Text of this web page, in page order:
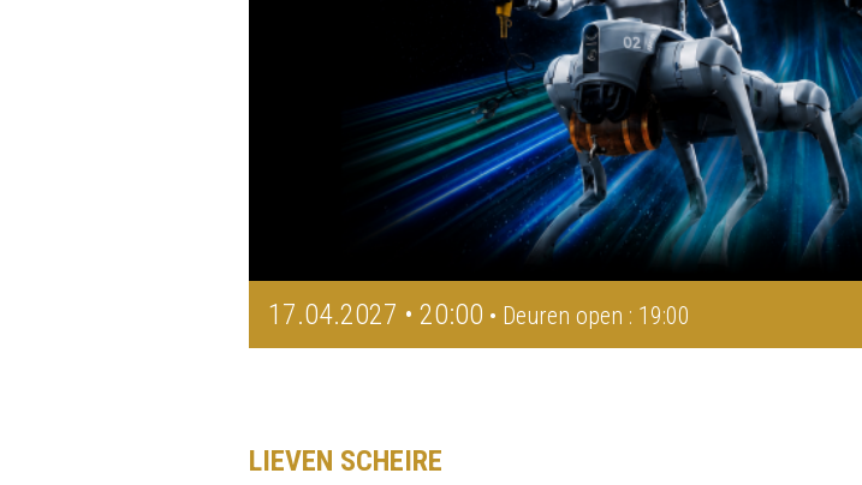
17.04.2027 • 20:00 • Deuren open : 19:00
LIEVEN SCHEIRE